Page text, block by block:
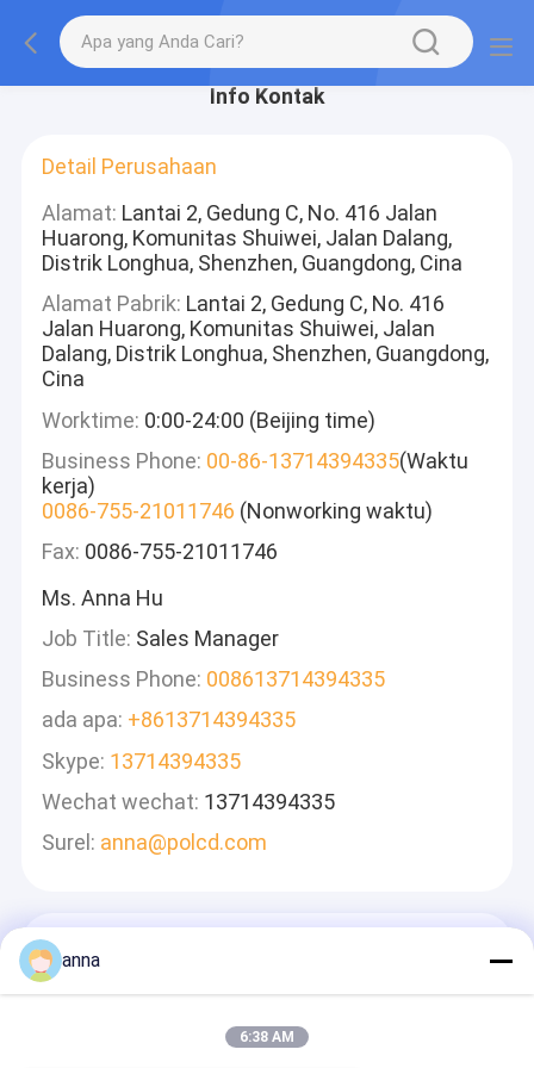
Info Kontak
Detail Perusahaan
Alamat: Lantai 2, Gedung C, No. 416 Jalan
Huarong, Komunitas Shuiwei, Jalan Dalang,
Distrik Longhua, Shenzhen, Guangdong, Cina
Alamat Pabrik: Lantai 2, Gedung C, No. 416
Jalan Huarong, Komunitas Shuiwei, Jalan
Dalang, Distrik Longhua, Shenzhen, Guangdong,
Cina
Worktime: 0:00-24:00 (Beijing time)
Business Phone: 00-86-13714394335(Waktu
kerja)
0086-755-21011746 (Nonworking waktu)
Fax: 0086-755-21011746
Ms. Anna Hu
Job Title: Sales Manager
Business Phone: 008613714394335
ada apa: +8613714394335
Skype: 13714394335
Wechat wechat: 13714394335
Surel: anna@polcd.com
anna
6:38 AM